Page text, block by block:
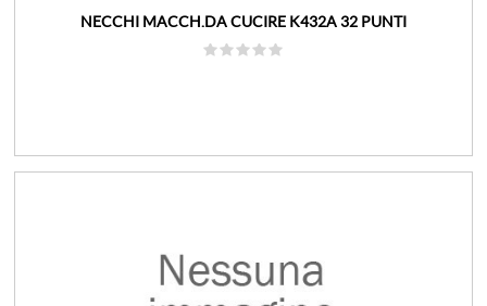
NECCHI MACCH.DA CUCIRE K432A 32 PUNTI